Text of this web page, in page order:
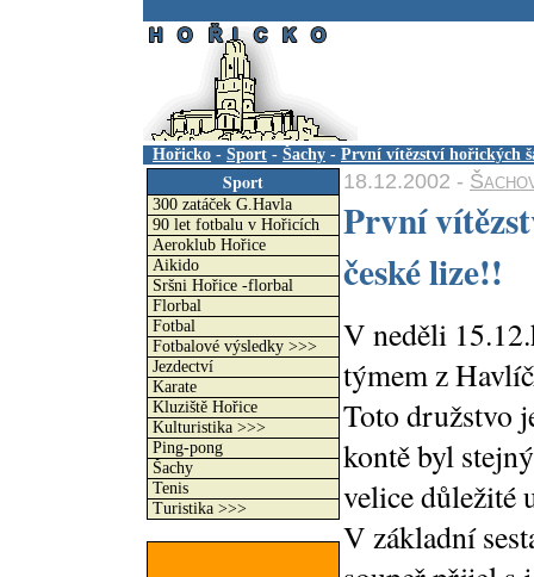
Hořicko - Sport - Šachy - První vítězství hořických
Sport
300 zatáček G.Havla
90 let fotbalu v Hořicích
Aeroklub Hořice
Aikido
Sršni Hořice -florbal
Florbal
Fotbal
Fotbalové výsledky >>>
Jezdectví
Karate
Kluziště Hořice
Kulturistika >>>
Ping-pong
Šachy
Tenis
Turistika >>>
18.12.2002 -
První
české lize!!
V neděli
týmem z
Toto družstvo
kontě byl
velice důležité
V základní